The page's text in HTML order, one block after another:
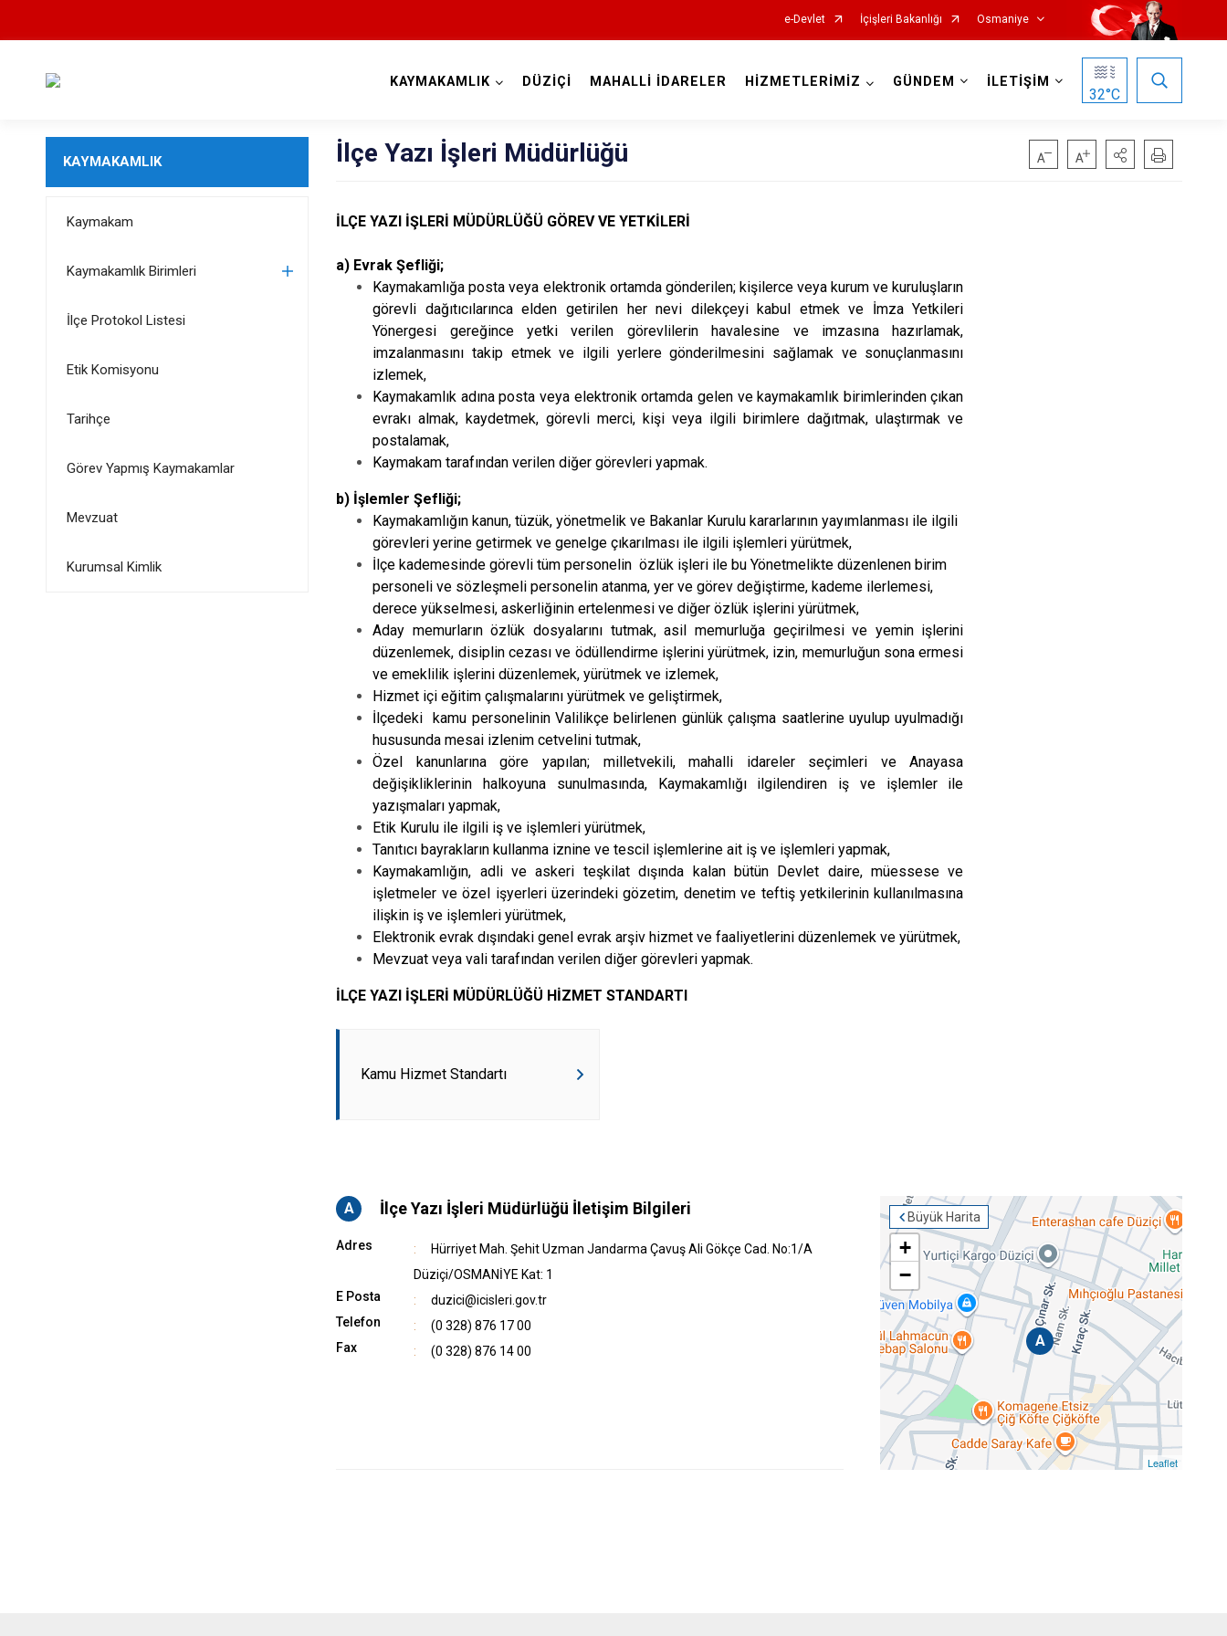
e-Devlet İçişleri Bakanlığı Osmaniye
Bahçe
Düziçi
Hasanbeyli
Kadirli
Sumbas
KAYMAKAMLIK DÜZİÇİ MAHALLİ İDARELER HİZMETLERİMİZ GÜNDEM İLETİŞİM
32°C
KAYMAKAMLIK
Kaymakam
Kaymakamlık Birimleri
İlçe Protokol Listesi
Etik Komisyonu
Tarihçe
Görev Yapmış Kaymakamlar
Mevzuat
Kurumsal Kimlik
İlçe Yazı İşleri Müdürlüğü
İLÇE YAZI İŞLERİ MÜDÜRLÜĞÜ GÖREV VE YETKİLERİ
a) Evrak Şefliği;
Kaymakamlığa posta veya elektronik ortamda gönderilen; kişilerce veya kurum ve kuruluşların
görevli dağıtıcılarınca elden getirilen her nevi dilekçeyi kabul etmek ve İmza Yetkileri
Yönergesi gereğince yetki verilen görevlilerin havalesine ve imzasına hazırlamak,
imzalanmasını takip etmek ve ilgili yerlere gönderilmesini sağlamak ve sonuçlanmasını
izlemek,
Kaymakamlık adına posta veya elektronik ortamda gelen ve kaymakamlık birimlerinden çıkan
evrakı almak, kaydetmek, görevli merci, kişi veya ilgili birimlere dağıtmak, ulaştırmak ve
postalamak,
Kaymakam tarafından verilen diğer görevleri yapmak.
b) İşlemler Şefliği;
Kaymakamlığın kanun, tüzük, yönetmelik ve Bakanlar Kurulu kararlarının yayımlanması ile ilgili
görevleri yerine getirmek ve genelge çıkarılması ile ilgili işlemleri yürütmek,
İlçe kademesinde görevli tüm personelin özlük işleri ile bu Yönetmelikte düzenlenen birim
personeli ve sözleşmeli personelin atanma, yer ve görev değiştirme, kademe ilerlemesi,
derece yükselmesi, askerliğinin ertelenmesi ve diğer özlük işlerini yürütmek,
Aday memurların özlük dosyalarını tutmak, asil memurluğa geçirilmesi ve yemin işlerini
düzenlemek, disiplin cezası ve ödüllendirme işlerini yürütmek, izin, memurluğun sona ermesi
ve emeklilik işlerini düzenlemek, yürütmek ve izlemek,
Hizmet içi eğitim çalışmalarını yürütmek ve geliştirmek,
İlçedeki kamu personelinin Valilikçe belirlenen günlük çalışma saatlerine uyulup uyulmadığı
hususunda mesai izlenim cetvelini tutmak,
Özel kanunlarına göre yapılan; milletvekili, mahalli idareler seçimleri ve Anayasa
değişikliklerinin halkoyuna sunulmasında, Kaymakamlığı ilgilendiren iş ve işlemler ile
yazışmaları yapmak,
Etik Kurulu ile ilgili iş ve işlemleri yürütmek,
Tanıtıcı bayrakların kullanma iznine ve tescil işlemlerine ait iş ve işlemleri yapmak,
Kaymakamlığın, adli ve askeri teşkilat dışında kalan bütün Devlet daire, müessese ve
işletmeler ve özel işyerleri üzerindeki gözetim, denetim ve teftiş yetkilerinin kullanılmasına
ilişkin iş ve işlemleri yürütmek,
Elektronik evrak dışındaki genel evrak arşiv hizmet ve faaliyetlerini düzenlemek ve yürütmek,
Mevzuat veya vali tarafından verilen diğer görevleri yapmak.
İLÇE YAZI İŞLERİ MÜDÜRLÜĞÜ HİZMET STANDARTI
Kamu Hizmet Standartı
Büyük Harita
A
+
−
Leaflet
A İlçe Yazı İşleri Müdürlüğü İletişim Bilgileri
Adres
Hürriyet Mah. Şehit Uzman Jandarma Çavuş Ali Gökçe Cad. No:1/A
Düziçi/OSMANİYE Kat: 1
E Posta
duzici@icisleri.gov.tr
Telefon
(0 328) 876 17 00
Fax
(0 328) 876 14 00